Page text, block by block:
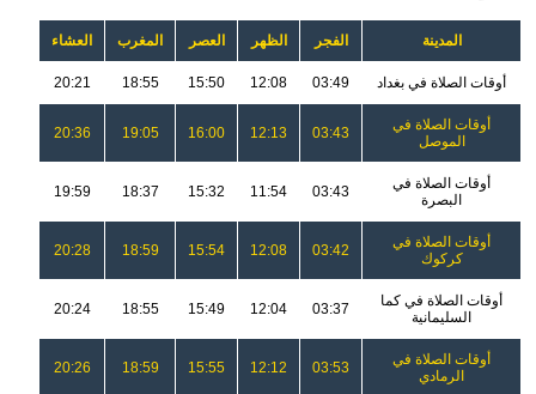
المدينة الفجر الظهر العصر المغرب العشاء
أوقات الصلاة في بغداد 03:49
12:08
15:50
18:55
20:21
أوقات الصلاة في
الموصل
03:43
12:13
16:00
19:05
20:36
أوقات الصلاة في
البصرة
03:43
11:54
15:32
18:37
19:59
أوقات الصلاة في
كركوك
03:42
12:08
15:54
18:59
20:28
أوقات الصلاة في كما
السليمانية
03:37
12:04
15:49
18:55
20:24
أوقات الصلاة في
الرمادي
03:53
12:12
15:55
18:59
20:26